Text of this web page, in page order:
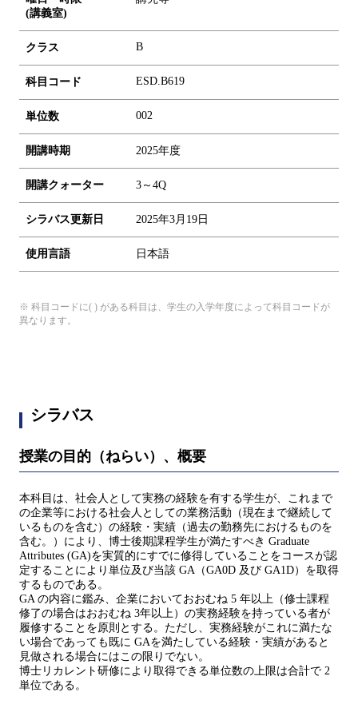
(講義室)
クラス B
科目コード ESD.B619
単位数 002
開講時期 2025年度
開講クォーター 3～4Q
シラバス更新日 2025年3月19日
使用言語 日本語
※ 科目コードに( ) がある科目は、学生の入学年度によって科目コードが
異なります。
シラバス
授業の目的（ねらい）、概要
本科目は、社会人として実務の経験を有する学生が、これまで
の企業等における社会人としての業務活動（現在まで継続して
いるものを含む）の経験・実績（過去の勤務先におけるものを
含む。）により、博士後期課程学生が満たすべき Graduate
Attributes (GA)を実質的にすでに修得していることをコースが認
定することにより単位及び当該 GA（GA0D 及び GA1D）を取得
するものである。
GA の内容に鑑み、企業においておおむね 5 年以上（修士課程
修了の場合はおおむね 3年以上）の実務経験を持っている者が
履修することを原則とする。ただし、実務経験がこれに満たな
い場合であっても既に GAを満たしている経験・実績があると
見做される場合にはこの限りでない。
博士リカレント研修により取得できる単位数の上限は合計で 2
単位である。